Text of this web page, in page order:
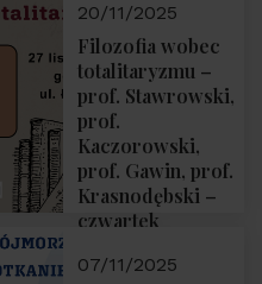
Sobolewski – 4
grudnia 2025 r.
godz. 18:00.
20/11/2025
Filozofia wobec
totalitaryzmu –
prof. Stawrowski,
prof.
Kaczorowski,
prof. Gawin, prof.
Krasnodębski –
czwartek
18:00
07/11/2025